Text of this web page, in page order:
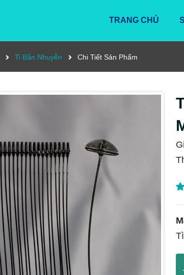
TRANG CHỦ
Ti Bắn Nhuyễn Chi Tiết Sản Phẩm